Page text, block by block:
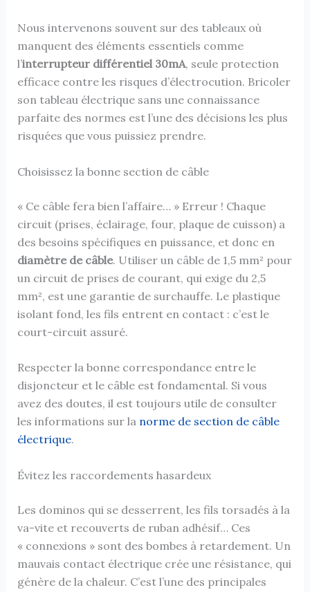
Nous intervenons souvent sur des tableaux où
manquent des éléments essentiels comme
l’interrupteur différentiel 30mA, seule protection
efficace contre les risques d’électrocution. Bricoler
son tableau électrique sans une connaissance
parfaite des normes est l’une des décisions les plus
risquées que vous puissiez prendre.
Choisissez la bonne section de câble
« Ce câble fera bien l’affaire… » Erreur ! Chaque
circuit (prises, éclairage, four, plaque de cuisson) a
des besoins spécifiques en puissance, et donc en
diamètre de câble. Utiliser un câble de 1,5 mm² pour
un circuit de prises de courant, qui exige du 2,5
mm², est une garantie de surchauffe. Le plastique
isolant fond, les fils entrent en contact : c’est le
court-circuit assuré.
Respecter la bonne correspondance entre le
disjoncteur et le câble est fondamental. Si vous
avez des doutes, il est toujours utile de consulter
les informations sur la norme de section de câble
électrique.
Évitez les raccordements hasardeux
Les dominos qui se desserrent, les fils torsadés à la
va-vite et recouverts de ruban adhésif… Ces
« connexions » sont des bombes à retardement. Un
mauvais contact électrique crée une résistance, qui
génère de la chaleur. C’est l’une des principales